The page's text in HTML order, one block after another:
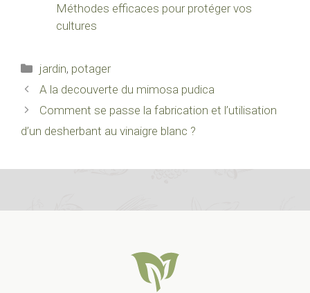
Méthodes efficaces pour protéger vos
cultures
Catégories
jardin, potager
A la decouverte du mimosa pudica
Comment se passe la fabrication et l’utilisation
d’un desherbant au vinaigre blanc ?